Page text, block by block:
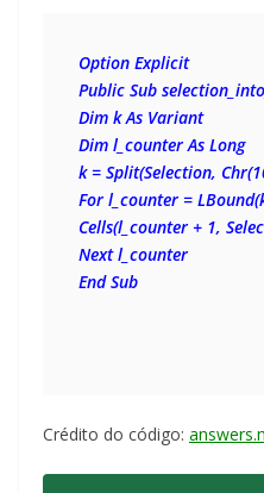
Option Explicit
Public Sub
Dim k As Variant
Dim l_counter As Long
k = Split(Selection,
For l_counter =
Cells(l_counter + 1,
Next l_counter
End Sub
Crédito do código: